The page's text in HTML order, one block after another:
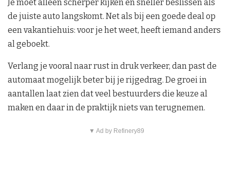
Je moet alleen scherper kijken en sneller beslissen als
de juiste auto langskomt. Net als bij een goede deal op
een vakantiehuis: voor je het weet, heeft iemand anders
al geboekt.
Verlang je vooral naar rust in druk verkeer, dan past de
automaat mogelijk beter bij je rijgedrag. De groei in
aantallen laat zien dat veel bestuurders die keuze al
maken en daar in de praktijk niets van terugnemen.
▼ Ad by Refinery89